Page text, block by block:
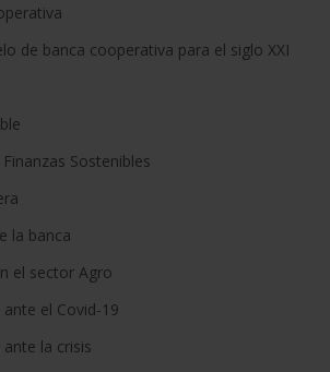
de banca cooperativa para el siglo XXI
Sostenibles
la banca
el sector Agro
el Covid-19
la crisis